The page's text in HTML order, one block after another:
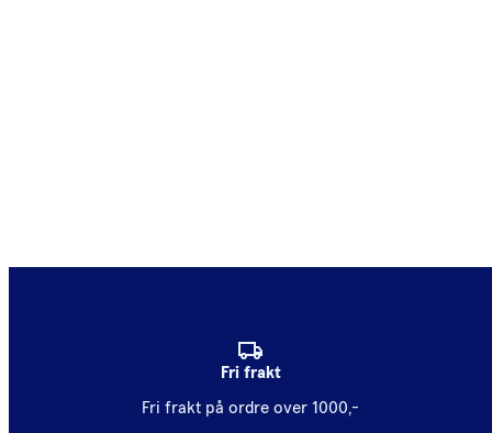
Fri frakt
Fri frakt på ordre over 1000,-